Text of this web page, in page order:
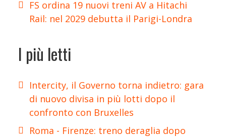
FS ordina 19 nuovi treni AV a Hitachi
Rail: nel 2029 debutta il Parigi-Londra
I più letti
Intercity, il Governo torna indietro: gara
di nuovo divisa in più lotti dopo il
confronto con Bruxelles
Roma - Firenze: treno deraglia dopo